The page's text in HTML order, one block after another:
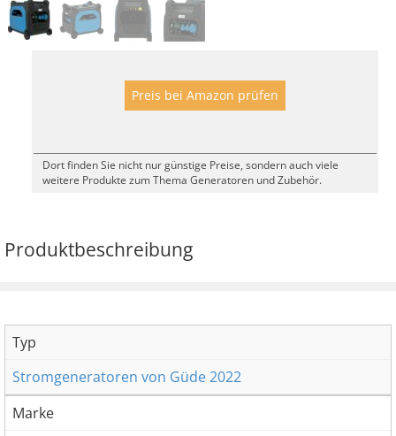
Preis bei Amazon prüfen
Dort finden Sie nicht nur günstige Preise, sondern auch viele
weitere Produkte zum Thema Generatoren und Zubehör.
Produktbeschreibung
Typ
Stromgeneratoren von Güde 2022
Marke